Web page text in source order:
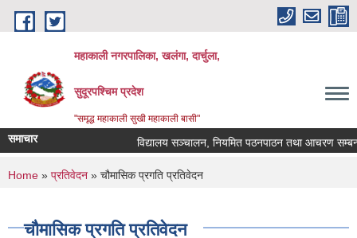
Skip to main content
महाकाली नगरपालिका, खलंगा, दार्चुला,
सुदूरपश्चिम प्रदेश
"समृद्ध महाकाली सुखी महाकाली बासी"
समाचार विद्यालय सञ्चालन, नियमित पठनपाठन तथा आचरण सम्बन्धमा
You are here
Home » प्रतिवेदन » चौमासिक प्रगति प्रतिवेदन
चौमासिक प्रगति प्रतिवेदन